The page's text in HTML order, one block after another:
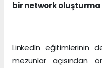
bir network oluşturma
LinkedIn eğitimlerinin
mezunlar açısından